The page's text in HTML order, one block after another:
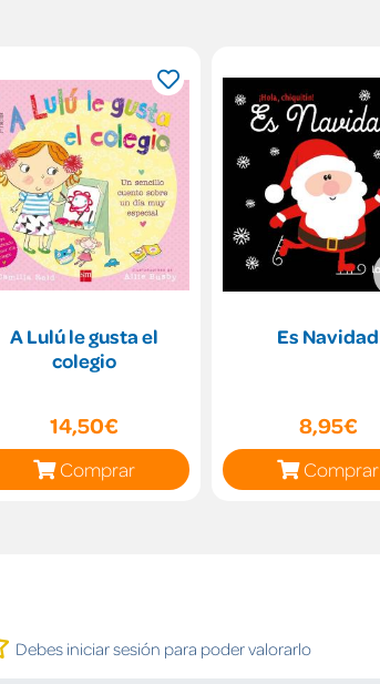
A Lulú le gusta el
colegio
14,50€
Comprar
Es Navidad
8,95€
Comprar
Debes iniciar sesión para poder valorarlo